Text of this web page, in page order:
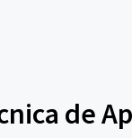
de